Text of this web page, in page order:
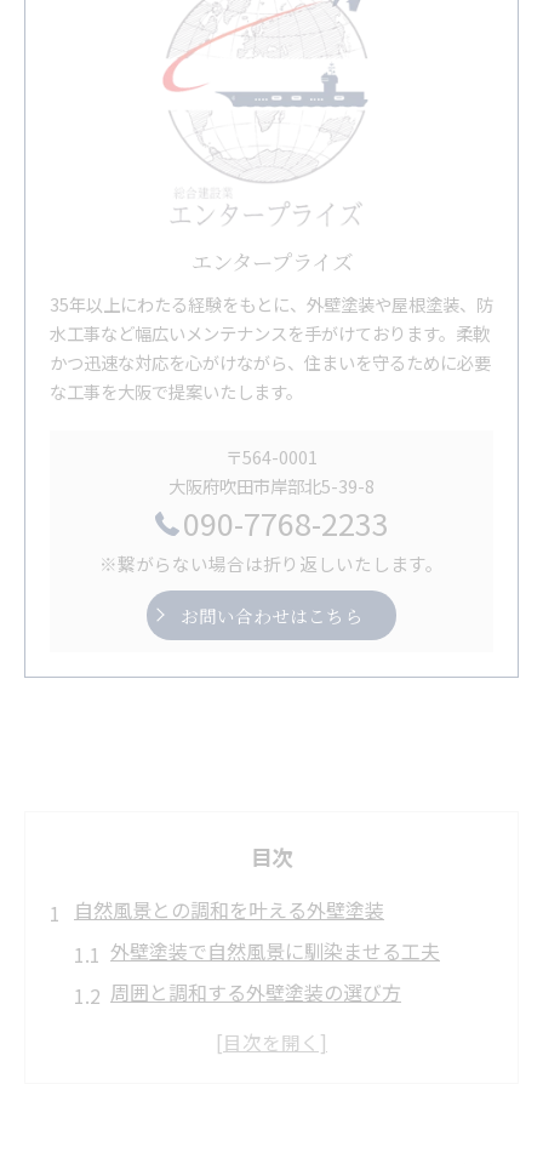
エンタープライズ
35年以上にわたる経験をもとに、外壁塗装や屋根塗装、防
水工事など幅広いメンテナンスを手がけております。柔軟
かつ迅速な対応を心がけながら、住まいを守るために必要
な工事を大阪で提案いたします。
〒564-0001
大阪府吹田市岸部北5-39-8
090-7768-2233
※繋がらない場合は折り返しいたします。
お問い合わせはこちら
目次
自然風景との調和を叶える外壁塗装
外壁塗装で自然風景に馴染ませる工夫
周囲と調和する外壁塗装の選び方
外壁塗装で建物の景観美を引き出す秘訣